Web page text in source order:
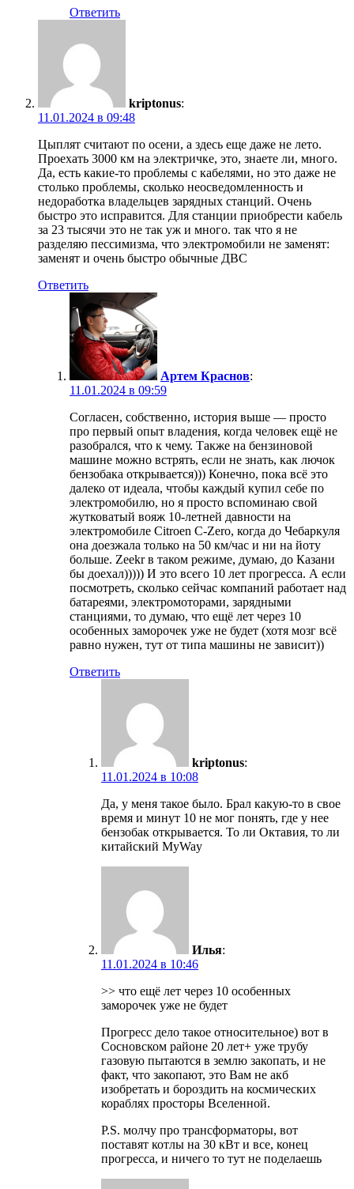
Ответить
kriptonus:
11.01.2024 в 09:48
Цыплят считают по осени, а здесь еще даже не лето.
Проехать 3000 км на электричке, это, знаете ли, много.
Да, есть какие-то проблемы с кабелями, но это даже не
столько проблемы, сколько неосведомленность и
недоработка владельцев зарядных станций. Очень
быстро это исправится. Для станции приобрести кабель
за 23 тысячи это не так уж и много. так что я не
разделяю пессимизма, что электромобили не заменят:
заменят и очень быстро обычные ДВС
Ответить
Артем Краснов:
11.01.2024 в 09:59
Согласен, собственно, история выше — просто
про первый опыт владения, когда человек ещё не
разобрался, что к чему. Также на бензиновой
машине можно встрять, если не знать, как лючок
бензобака открывается))) Конечно, пока всё это
далеко от идеала, чтобы каждый купил себе по
электромобилю, но я просто вспоминаю свой
жутковатый вояж 10-летней давности на
электромобиле Citroen C-Zero, когда до Чебаркуля
она доезжала только на 50 км/час и ни на йоту
больше. Zeekr в таком режиме, думаю, до Казани
бы доехал))))) И это всего 10 лет прогресса. А если
посмотреть, сколько сейчас компаний работает над
батареями, электромоторами, зарядными
станциями, то думаю, что ещё лет через 10
особенных заморочек уже не будет (хотя мозг всё
равно нужен, тут от типа машины не зависит))
Ответить
kriptonus:
11.01.2024 в 10:08
Да, у меня такое было. Брал какую-то в свое
время и минут 10 не мог понять, где у нее
бензобак открывается. То ли Октавия, то ли
китайский MyWay
Илья:
11.01.2024 в 10:46
>> что ещё лет через 10 особенных
заморочек уже не будет
Прогресс дело такое относительное) вот в
Сосновском районе 20 лет+ уже трубу
газовую пытаются в землю закопать, и не
факт, что закопают, это Вам не акб
изобретать и бороздить на космических
кораблях просторы Вселенной.
P.S. молчу про трансформаторы, вот
поставят котлы на 30 кВт и все, конец
прогресса, и ничего то тут не поделаешь